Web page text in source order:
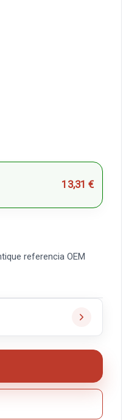
13,31 €
referencia OEM